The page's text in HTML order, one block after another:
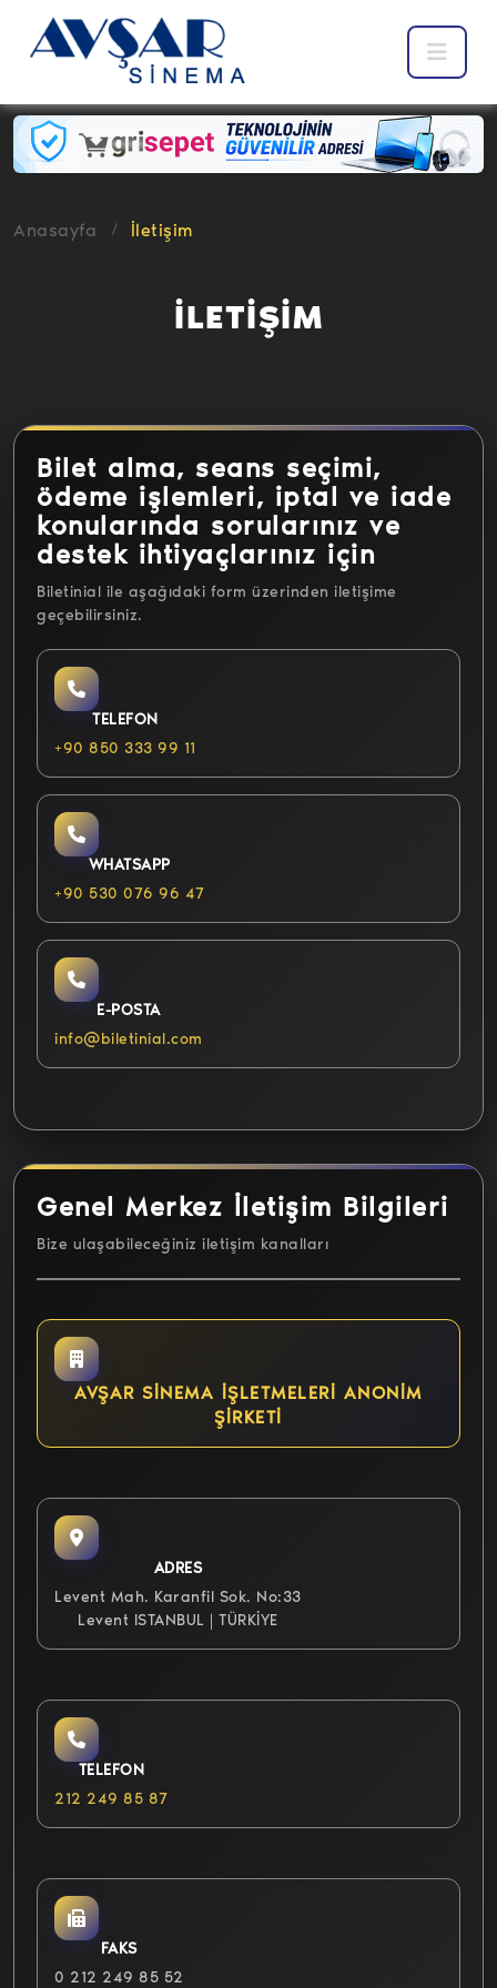
Anasayfa İletişim
İLETİŞİM
Bilet alma, seans seçimi,
ödeme işlemleri, iptal ve iade
konularında sorularınız ve
destek ihtiyaçlarınız için
Biletinial ile aşağıdaki form üzerinden iletişime
geçebilirsiniz.
TELEFON
+90 850 333 99 11
WHATSAPP
+90 530 076 96 47
E-POSTA
info@biletinial.com
Genel Merkez İletişim Bilgileri
Bize ulaşabileceğiniz iletişim kanalları
AVŞAR SİNEMA İŞLETMELERİ ANONİM
ŞİRKETİ
ADRES
Levent Mah. Karanfil Sok. No:33
Levent ISTANBUL | TÜRKİYE
TELEFON
212 249 85 87
FAKS
0 212 249 85 52